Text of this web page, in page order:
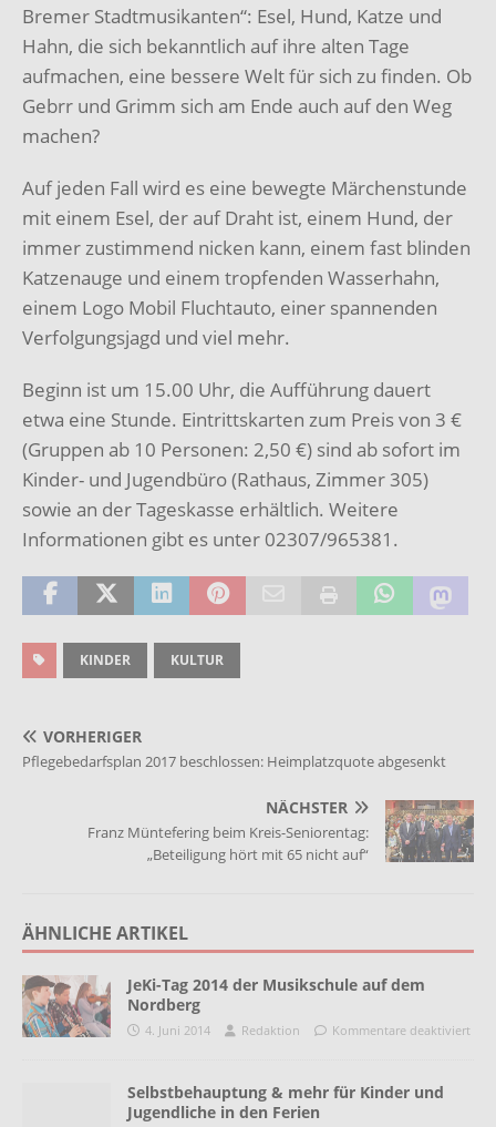
Bremer Stadtmusikanten“: Esel, Hund, Katze und
Hahn, die sich bekanntlich auf ihre alten Tage
aufmachen, eine bessere Welt für sich zu finden. Ob
Gebrr und Grimm sich am Ende auch auf den Weg
machen?
Auf jeden Fall wird es eine bewegte Märchenstunde
mit einem Esel, der auf Draht ist, einem Hund, der
immer zustimmend nicken kann, einem fast blinden
Katzenauge und einem tropfenden Wasserhahn,
einem Logo Mobil Fluchtauto, einer spannenden
Verfolgungsjagd und viel mehr.
Beginn ist um 15.00 Uhr, die Aufführung dauert
etwa eine Stunde. Eintrittskarten zum Preis von 3 €
(Gruppen ab 10 Personen: 2,50 €) sind ab sofort im
Kinder- und Jugendbüro (Rathaus, Zimmer 305)
sowie an der Tageskasse erhältlich. Weitere
Informationen gibt es unter 02307/965381.
KINDER KULTUR
VORHERIGER
Pflegebedarfsplan 2017 beschlossen: Heimplatzquote abgesenkt
NÄCHSTER
Franz Müntefering beim Kreis-Seniorentag:
„Beteiligung hört mit 65 nicht auf“
ÄHNLICHE ARTIKEL
JeKi-Tag 2014 der Musikschule auf dem
Nordberg
4. Juni 2014 Redaktion Kommentare deaktiviert
Selbstbehauptung & mehr für Kinder und
Jugendliche in den Ferien